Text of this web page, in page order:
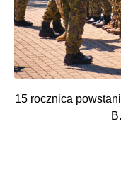
15 rocznica